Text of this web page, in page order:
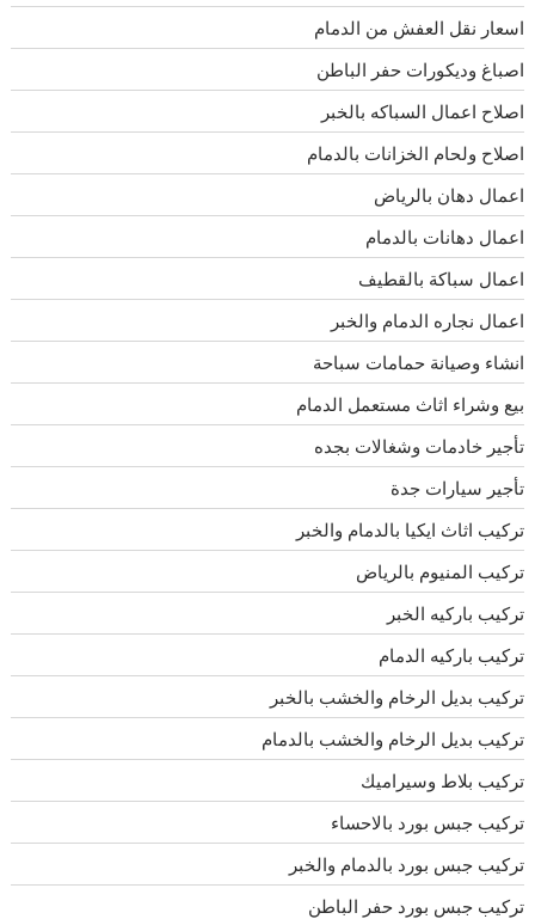
اسعار نقل العفش من الدمام
اصباغ وديكورات حفر الباطن
اصلاح اعمال السباكه بالخبر
اصلاح ولحام الخزانات بالدمام
اعمال دهان بالرياض
اعمال دهانات بالدمام
اعمال سباكة بالقطيف
اعمال نجاره الدمام والخبر
انشاء وصيانة حمامات سباحة
بيع وشراء اثاث مستعمل الدمام
تأجير خادمات وشغالات بجده
تأجير سيارات جدة
تركيب اثاث ايكيا بالدمام والخبر
تركيب المنيوم بالرياض
تركيب باركيه الخبر
تركيب باركيه الدمام
تركيب بديل الرخام والخشب بالخبر
تركيب بديل الرخام والخشب بالدمام
تركيب بلاط وسيراميك
تركيب جبس بورد بالاحساء
تركيب جبس بورد بالدمام والخبر
تركيب جبس بورد حفر الباطن